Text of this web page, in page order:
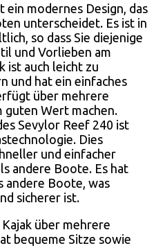
modernes Design, das
unterscheidet. Es ist in
so dass Sie diejenige
und Vorlieben am
ist auch leicht zu
und hat ein einfaches
über mehrere
guten Wert machen.
Sevylor Reef 240 ist
Dies
und einfacher
andere Boote. Es hat
andere Boote, was
sicherer ist.
über mehrere
bequeme Sitze sowie